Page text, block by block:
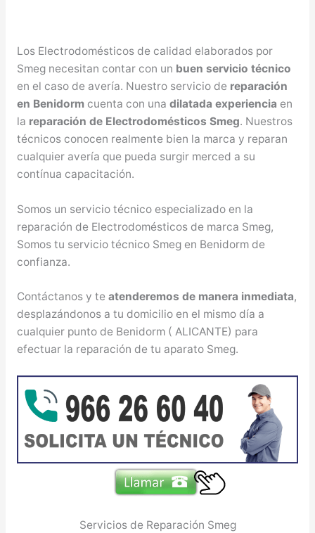
Los Electrodomésticos de calidad elaborados por
Smeg necesitan contar con un buen servicio técnico
en el caso de avería. Nuestro servicio de reparación
en Benidormcuenta con una dilatada experiencia en
la reparación de Electrodomésticos Smeg. Nuestros
técnicos conocen realmente bien la marca y reparan
cualquier avería que pueda surgir merced a su
contínua capacitación.
Somos un servicio técnico especializado en la
reparación de Electrodomésticos de marca Smeg,
Somos tu servicio técnico Smeg en Benidorm de
confianza.
Contáctanos y te atenderemos de manera inmediata,
desplazándonos a tu domicilio en el mismo día a
cualquier punto de Benidorm ( ALICANTE) para
efectuar la reparación de tu aparato Smeg.
Servicios de Reparación Smeg